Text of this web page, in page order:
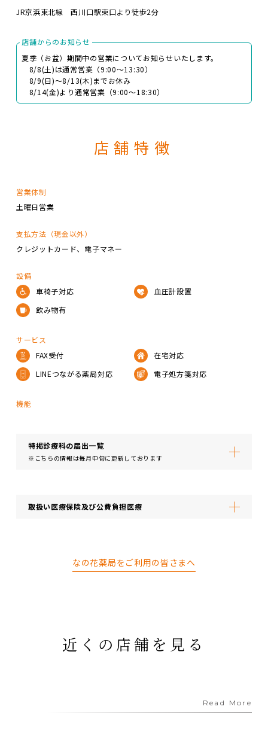
JR京浜東北線 西川口駅東口より徒歩2分
店舗からのお知らせ
夏季（お盆）期間中の営業についてお知らせいたします。
8/8(土)は通常営業（9:00～13:30）
8/9(日)～8/13(木)までお休み
8/14(金)より通常営業（9:00～18:30）
店舗特徴
営業体制
土曜日営業
支払方法（現金以外）
クレジットカード
電子マネー
設備
車椅子対応
血圧計設置
飲み物有
サービス
FAX受付
在宅対応
LINEつながる薬局対応
電子処方箋対応
機能
特掲診療科の届出⼀覧
※こちらの情報は毎月中旬に更新しております
取扱い医療保険及び公費負担医療
なの花薬局をご利用の皆さまへ
近くの店舗を見る
Read More